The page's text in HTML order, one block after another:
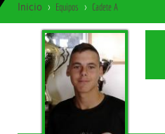
Inicio Equipos Cadete A